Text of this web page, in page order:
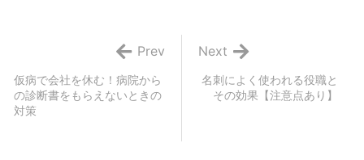
名刺によく使われる役職と
その効果【注意点あり】
Next
仮病で会社を休む！病院から
の診断書をもらえないときの
対策
Prev